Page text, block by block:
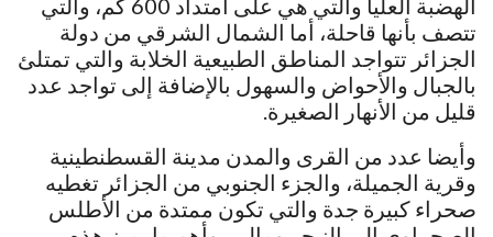
الهضبة العليا والتي هي على امتداد 600 كم، والتي
تتصف بأنها قاحلة، أما الشمال الشرقي من دولة
الجزائر تتواجد المناطق الطبيعية الخلابة والتي تمتلئ
بالجبال والأحواض والسهول بالإضافة إلى تواجد عدد
قليل من الأنهار الصغيرة.
وأيضا عدد من القرى والمدن مدينة القسطنطينية
وقرية الجميلة، والجزء الجنوبي من الجزائر تغطيه
صحراء كبيرة جدة والتي تكون ممتدة من الأطلس